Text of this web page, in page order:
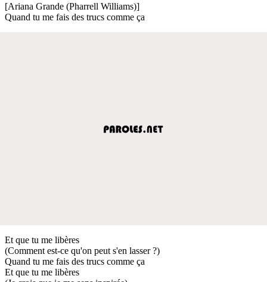
[Ariana Grande (Pharrell Williams)]
Quand tu me fais des trucs comme ça
Et que tu me libères
(Comment est-ce qu'on peut s'en lasser ?)
Quand tu me fais des trucs comme ça
Et que tu me libères